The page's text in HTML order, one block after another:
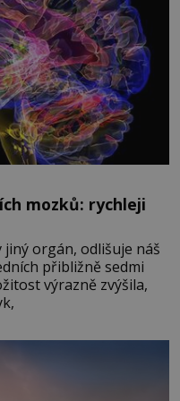
mozků: rychleji
jiný orgán, odlišuje náš
přibližně sedmi
výrazně zvýšila,